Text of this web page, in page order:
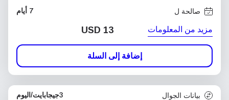
صالحة ل 7 أيام
مزيد من المعلومات USD 13
إضافة إلى السلة
بيانات الجوال 3جيجابايت/اليوم